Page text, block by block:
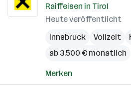
Raiffeisen in Tirol
Heute veröffentlicht
Innsbruck
Vollzeit
ab 3.500 € monatlich
Merken